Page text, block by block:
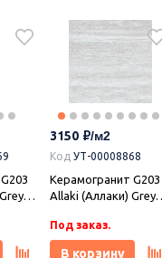
3150
Код УТ-00008868
Керамогранит G203
Allaki (Аллаки) Grey
Гранитея
Под заказ.
В корзину